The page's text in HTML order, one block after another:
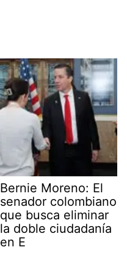
Bernie Moreno: El
senador colombiano
que busca eliminar
la doble ciudadanía
en E